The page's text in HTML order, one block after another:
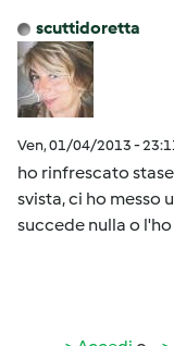
scuttidoretta
Ven, 01/04/2013 -
ho rinfrescato
svista, ci ho messo
succede nulla o